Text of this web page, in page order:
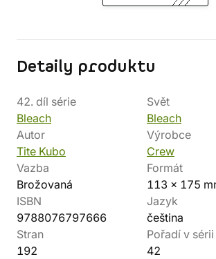
Detaily produktu
42. díl série
Bleach
Svět
Bleach
Autor
Tite Kubo
Výrobce
Crew
Vazba
Brožovaná
Formát
113 x 175
ISBN
9788076797666
Jazyk
čeština
Stran
192
Pořadí v sérii
42